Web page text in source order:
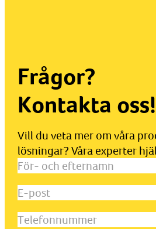
Frågor?
Kontakta oss!
Vill du veta mer om våra
lösningar? Våra experter
För-
efternamn
E-
Telefonnummer